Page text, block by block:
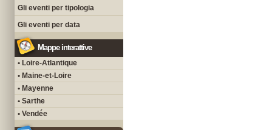
Gli eventi per tipologia
Gli eventi per data
Mappe interattive
• Loire-Atlantique
• Maine-et-Loire
• Mayenne
• Sarthe
• Vendée